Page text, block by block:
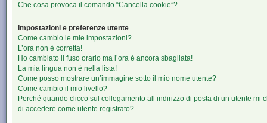
Che cosa provoca il comando “Cancella cookie”?
Impostazioni e preferenze utente
Come cambio le mie impostazioni?
L’ora non è corretta!
Ho cambiato il fuso orario ma l’ora è ancora sbagliata!
La mia lingua non è nella lista!
Come posso mostrare un’immagine sotto il mio nome utente?
Come cambio il mio livello?
Perché quando clicco sul collegamento all’indirizzo di posta di un utente mi
di accedere come utente registrato?